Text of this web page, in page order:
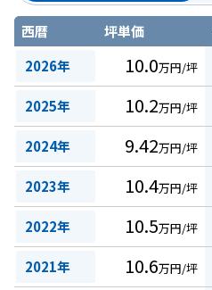
西暦 坪単価
2026年
10.0万円/坪
2025年 10.2万円/坪
2024年 9.42万円/坪
2023年 10.4万円/坪
2022年 10.5万円/坪
2021年 10.6万円/坪